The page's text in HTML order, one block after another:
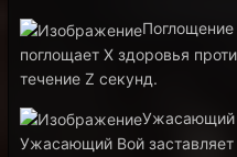
поглощает X здоровья
течение Z секунд.
Ужасающий
Ужасающий Вой